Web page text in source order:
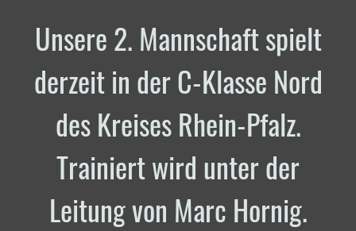
Unsere 2. Mannschaft spielt
derzeit in der C-Klasse Nord
des Kreises Rhein-Pfalz.
Trainiert wird unter der
Leitung von Marc Hornig.